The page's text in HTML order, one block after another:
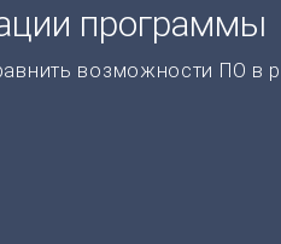
программы
возможности ПО в